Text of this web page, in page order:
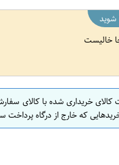
شوید
خالیست
خریداری شده با کالای
که خارج از درگاه پرداخت